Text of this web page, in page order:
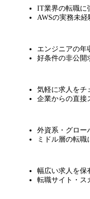
IT業界の転職に
AWSの実務未
エンジニアの年
好条件の非公開
気軽に求人をチ
企業からの直接
外資系・グロー
ミドル層の転職
幅広い求人を保
転職サイト・ス